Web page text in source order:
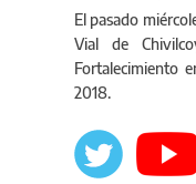
El pasado
Vial de
Fortalecimiento
2018.